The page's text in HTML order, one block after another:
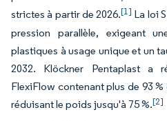
strictes à partir de 2026.[1] La loi
pression parallèle, exigeant
plastiques à usage unique et un
2032. Klöckner Pentaplast a
FlexiFlow contenant plus de 93
réduisant le poids jusqu'à 75 %.[2]